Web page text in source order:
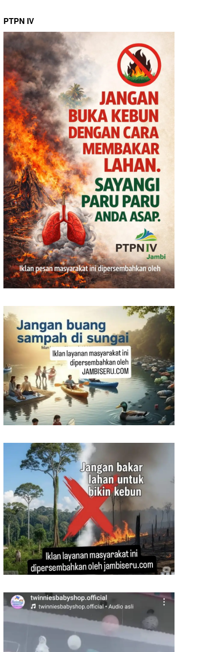
PTPN IV